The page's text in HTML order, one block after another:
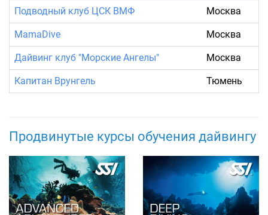
Подводный клуб ЦСК ВМФ Москва
MamaDive Москва
Дайвинг клуб "Морские Ангелы" Москва
Капитан Врунгель Тюмень
Продвинутые курсы обучения дайвингу